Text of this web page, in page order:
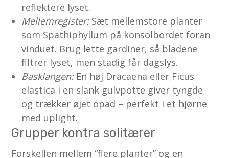
reflektere lyset.
Mellemregister:Sæt mellemstore planter
som Spathiphyllum på konsolbordet foran
vinduet. Brug lette gardiner, så bladene
filtrer lyset, men stadig får dagslys.
Basklangen:En høj Dracaena eller Ficus
elastica i en slank gulvpotte giver tyngde
og trækker øjet opad – perfekt i et hjørne
med uplight.
Grupper kontra solitærer
Forskellen mellem “flere planter” og en